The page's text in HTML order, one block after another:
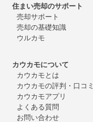
住まい売却のサポート
売却サポート
売却の基礎知識
ウルカモ
カウカモについて
カウカモとは
カウカモの評判・口コミ
カウカモアプリ
よくある質問
お問い合わせ